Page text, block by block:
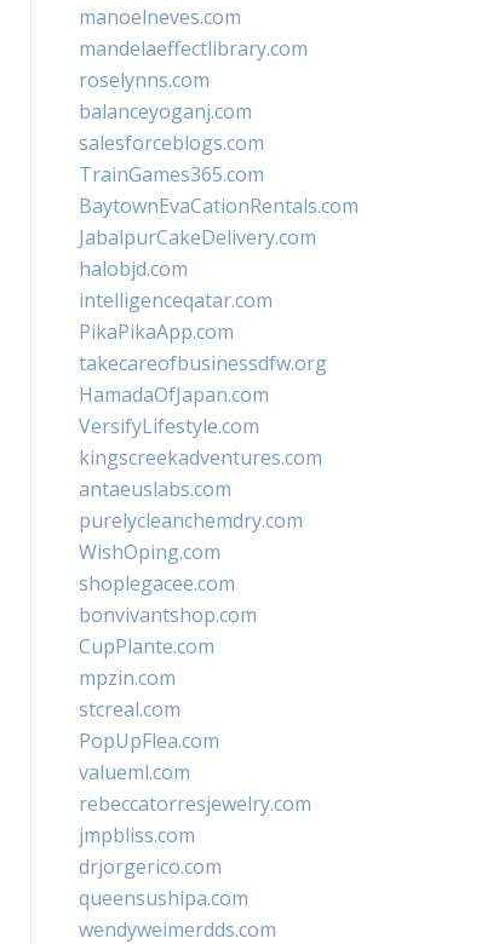
manoelneves.com
mandelaeffectlibrary.com
roselynns.com
balanceyoganj.com
salesforceblogs.com
TrainGames365.com
BaytownEvaCationRentals.com
JabalpurCakeDelivery.com
halobjd.com
intelligenceqatar.com
PikaPikaApp.com
takecareofbusinessdfw.org
HamadaOfJapan.com
VersifyLifestyle.com
kingscreekadventures.com
antaeuslabs.com
purelycleanchemdry.com
WishOping.com
shoplegacee.com
bonvivantshop.com
CupPlante.com
mpzin.com
stcreal.com
PopUpFlea.com
valueml.com
rebeccatorresjewelry.com
jmpbliss.com
drjorgerico.com
queensushipa.com
wendyweimerdds.com